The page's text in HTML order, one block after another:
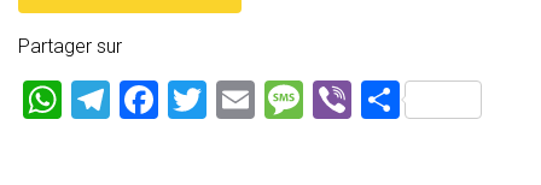
Partager sur
W T
F
T
E
M Vi P